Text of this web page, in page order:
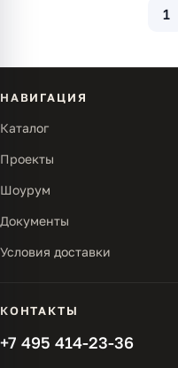
1
НАВИГАЦИЯ
Каталог
Проекты
Шоурум
Документы
Условия доставки
КОНТАКТЫ
+7 495 414-23-36